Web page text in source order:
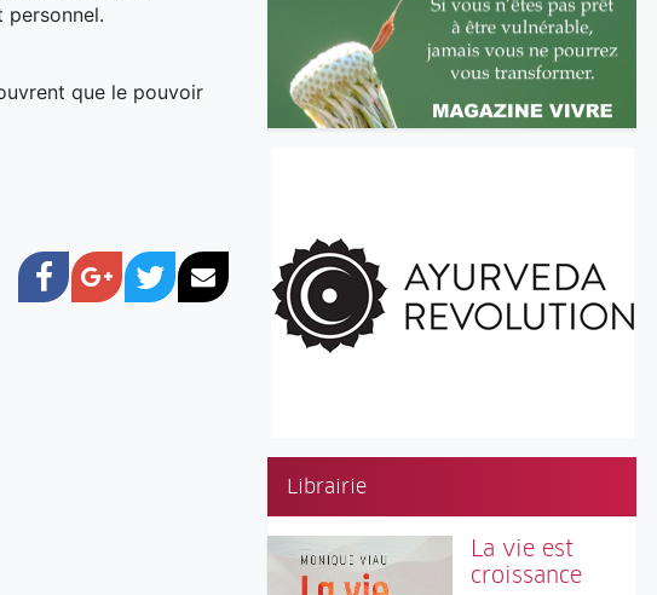
Librairie
La vie est
croissance
que le pouvoir
Facebook
Google+
TwitterCourriel